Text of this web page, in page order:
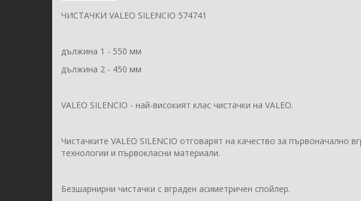
ЧИСТАЧКИ VALEO SILENCIO 574741
дължина 1 - 550 мм
дължина 2 - 450 мм
VALEO SILENCIO - най-високият клас чистачки на VALEO.
Чистачките VALEO SILENCIO отговарят на качество за първоначално
технологии и първокласни материали.
Безшарнирни чистачки с вграден асиметричен спойлер.